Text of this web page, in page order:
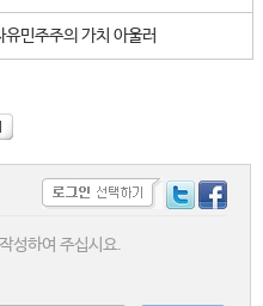
민주주의 가치 아울러
성하여 주십시요.